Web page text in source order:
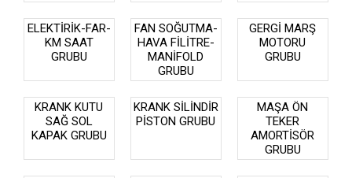
ELEKTİRİK-FAR-
KM SAAT
GRUBU
FAN SOĞUTMA-
HAVA FİLİTRE-
MANİFOLD
GRUBU
GERGİ MARŞ
MOTORU
GRUBU
KRANK KUTU
SAĞ SOL
KAPAK GRUBU
KRANK SİLİNDİR
PİSTON GRUBU
MAŞA ÖN
TEKER
AMORTİSÖR
GRUBU